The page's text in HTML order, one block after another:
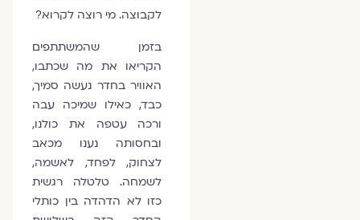
לקבוצה. מי רוצה לקרוא?
בזמן שהמשתתפים
הקריאו את מה שכתבו,
האוויר בחדר נעשה סמיך,
כבד, כאילו שמיכה עבה
ורכה עטפה את כולנו,
ובחסותה נענו מכאב
לצחוק, לפחד, לאשמה,
לשמחה. טלטלה רגשית
כזו לא הדהדה בין כותלי